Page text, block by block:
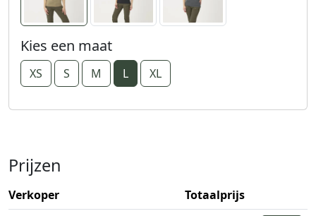
Kies een maat
XS S M L XL
Prijzen
Verkoper
Totaalprijs